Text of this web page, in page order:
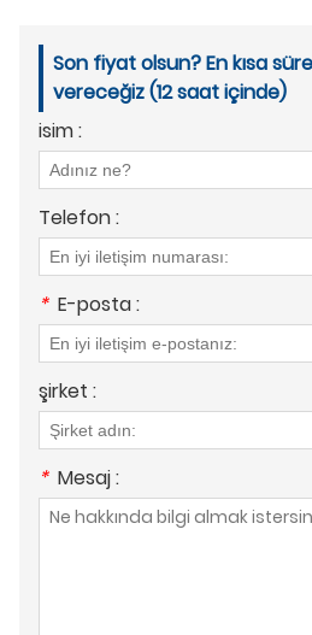
Son fiyat olsun? En kısa
vereceğiz (12 saat içinde)
isim :
Telefon :
* E-posta :
şirket :
* Mesaj :